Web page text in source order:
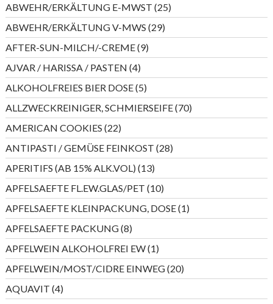
ABWEHR/ERKÄLTUNG E-MWST 2525
Produkte
ABWEHR/ERKÄLTUNG V-MWS 2929
Produkte
AFTER-SUN-MILCH/-CREME 99
Produkte
AJVAR / HARISSA / PASTEN 44
Produkte
ALKOHOLFREIES BIER DOSE 55
Produkte
ALLZWECKREINIGER, SCHMIERSEIFE 7070
Produkte
AMERICAN COOKIES 2222
Produkte
ANTIPASTI / GEMÜSE FEINKOST 2828
Produkte
APERITIFS (AB 15% ALK.VOL) 1313
Produkte
APFELSAEFTE FL.EW.GLAS/PET 1010
Produkte
APFELSAEFTE KLEINPACKUNG, DOSE 11
Produkt
APFELSAEFTE PACKUNG 88
Produkte
APFELWEIN ALKOHOLFREI EW 11
Produkt
APFELWEIN/MOST/CIDRE EINWEG 2020
Produkte
AQUAVIT 44
Produkte